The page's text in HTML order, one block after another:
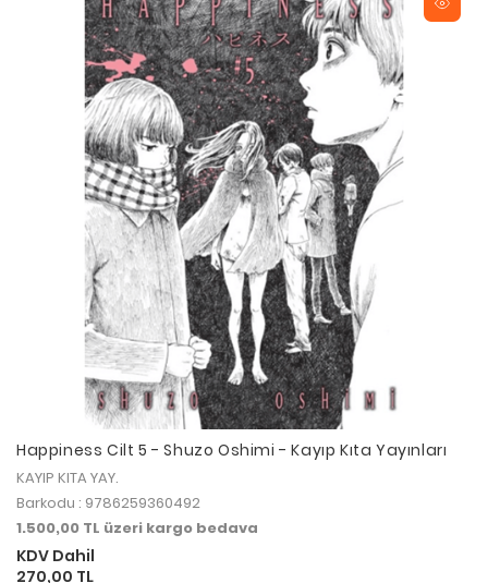
Happiness Cilt 5 - Shuzo Oshimi - Kayıp Kıta Yayınları
KAYIP KITA YAY.
Barkodu : 9786259360492
1.500,00 TL üzeri kargo bedava
KDV Dahil
270,00 TL